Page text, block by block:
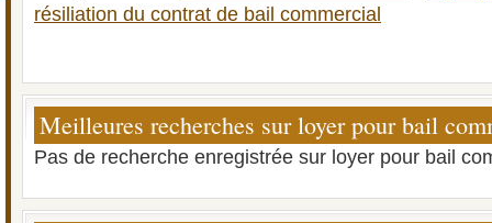
résiliation du contrat de bail commercial
Meilleures recherches sur loyer pour bail
Pas de recherche enregistrée sur loyer pour bail